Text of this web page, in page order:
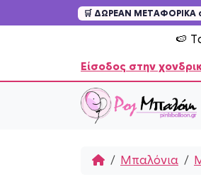
🛒 ΔΩΡΕΑΝ ΜΕΤΑΦΟΡΙΚΑ
🍉
Είσοδος στην
HomeΜπαλόνια